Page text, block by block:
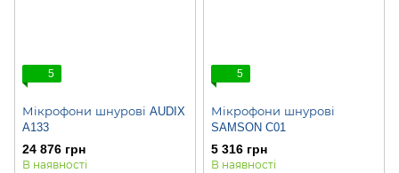
5
Мікрофони шнурові AUDIX
A133
24 876 грн
В наявності
5
Мікрофони шнурові
SAMSON C01
5 316 грн
В наявності